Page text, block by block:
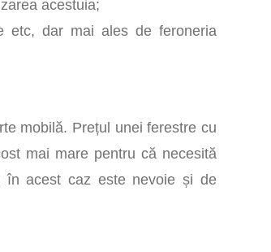
acestuia;
etc, dar mai ales de feroneria
mobilă. Prețul unei ferestre cu
mai mare pentru că necesită
în acest caz este nevoie și de